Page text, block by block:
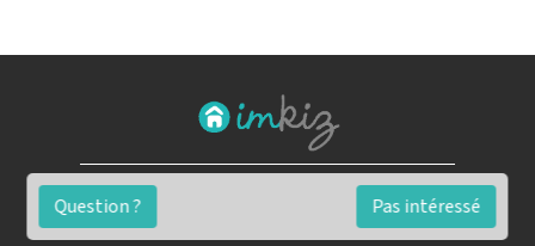
Question ? Pas intéressé